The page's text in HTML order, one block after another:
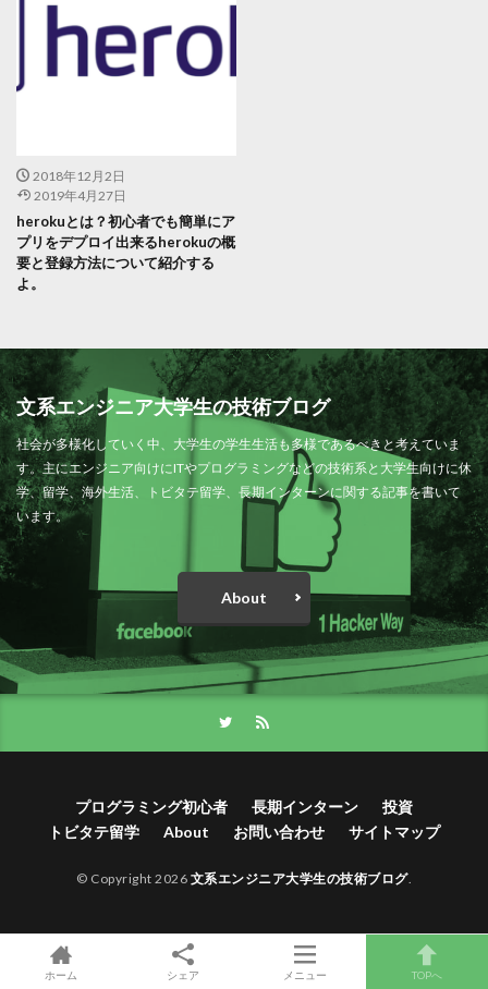
2018年12月2日
2019年4月27日
herokuとは？初心者でも簡単にア
プリをデプロイ出来るherokuの概
要と登録方法について紹介する
よ。
文系エンジニア大学生の技術ブログ
社会が多様化していく中、大学生の学生生活も多様であるべきと考えていま
す。主にエンジニア向けにITやプログラミングなどの技術系と大学生向けに休
学、留学、海外生活、トビタテ留学、長期インターンに関する記事を書いて
います。
About
プログラミング初心者 長期インターン
投資
トビタテ留学
About お問い合わせ サイトマップ
© Copyright 2026 文系エンジニア大学生の技術ブログ.
ホーム シェア メニュー TOPへ